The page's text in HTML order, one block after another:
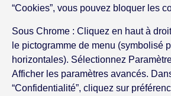
“Cookies”, vous pouvez bloquer les
Sous Chrome : Cliquez en haut à
le pictogramme de menu (symbolisé
horizontales). Sélectionnez
Afficher les paramètres avancés.
“Confidentialité”, cliquez sur